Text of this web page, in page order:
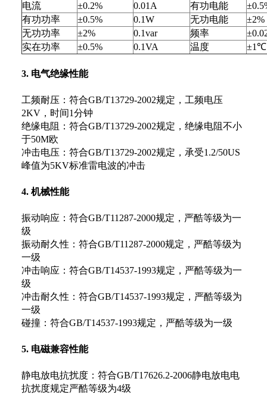
电流
±0.2% 0.01A 有功电能
有功功率
±0.5% 0.1W 无功电能
±2%
无功功率
±2% 0.1var 频率
实在功率
±0.5% 0.1VA 温度 ±1℃
3. 电气绝缘性能
工频耐压：符合GB/T13729-2002规定，工频电压
2KV，时间1分钟
绝缘电阻：符合GB/T13729-2002规定，绝缘电阻不小
于50M欧
冲击电压：符合GB/T13729-2002规定，承受1.2/50US
峰值为5KV标准雷电波的冲击
4. 机械性能
振动响应：符合GB/T11287-2000规定，严酷等级为一
级
振动耐久性：符合GB/T11287-2000规定，严酷等级为
一级
冲击响应：符合GB/T14537-1993规定，严酷等级为一
级
冲击耐久性：符合GB/T14537-1993规定，严酷等级为
一级
碰撞：符合GB/T14537-1993规定，严酷等级为一级
5. 电磁兼容性能
静电放电抗扰度：符合GB/T17626.2-2006静电放电电
抗扰度规定严酷等级为4级